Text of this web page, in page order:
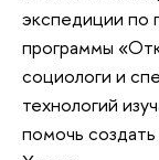
экспедиции по
программы
социологи и
технологий
помочь